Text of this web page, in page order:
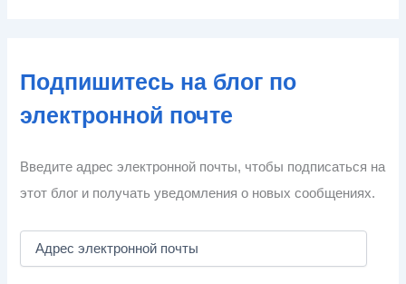
Подпишитесь на блог по
электронной почте
Введите адрес электронной почты, чтобы подписаться на
этот блог и получать уведомления о новых сообщениях.